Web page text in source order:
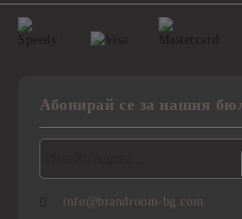
Абонирай се за нашия
info@brandroom-bg.com